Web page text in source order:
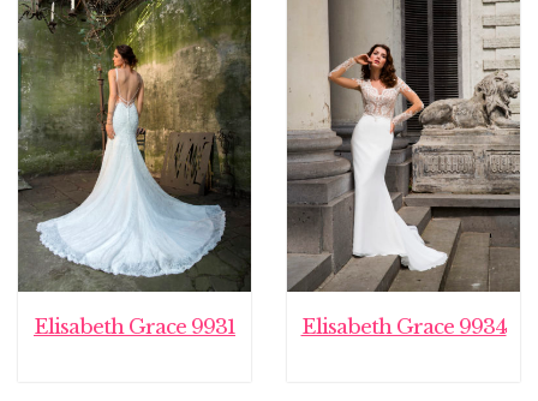
Elisabeth Grace 9931 Elisabeth Grace 9934